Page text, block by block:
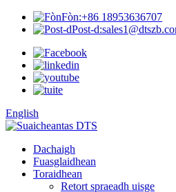
Fòn:+86 18953636707
Post-d:
English
Dachaigh
Fuasglaidhean
Toraidhean
Retort spraeadh uisge